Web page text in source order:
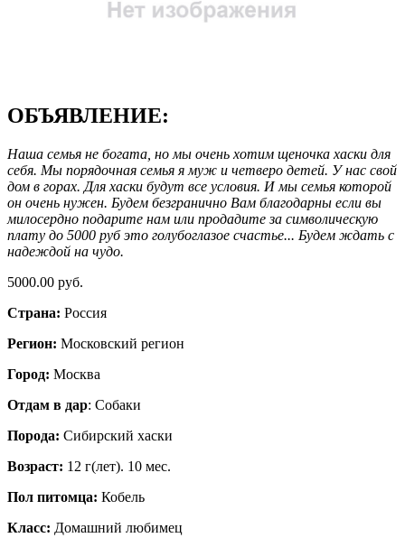
ОБЪЯВЛЕНИЕ:
Наша семья не богата, но мы очень хотим щеночка хаски для
себя. Мы порядочная семья я муж и четверо детей. У нас свой
дом в горах. Для хаски будут все условия. И мы семья которой
он очень нужен. Будем безгранично Вам благодарны если вы
милосердно подарите нам или продадите за символическую
плату до 5000 руб это голубоглазое счастье... Будем ждать с
надеждой на чудо.
5000.00 руб.
Страна: Россия
Регион: Московский регион
Город: Москва
Отдам в дар: Собаки
Порода: Сибирский хаски
Возраст: 12 г(лет). 10 мес.
Пол питомца: Кобель
Класс: Домашний любимец